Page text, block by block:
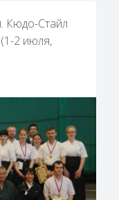
Кюдо-Стайл
2 июля,